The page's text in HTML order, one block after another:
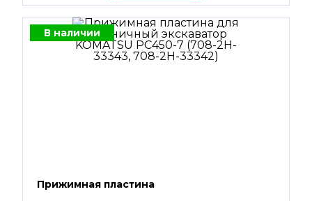
В наличии
Прижимная пластина